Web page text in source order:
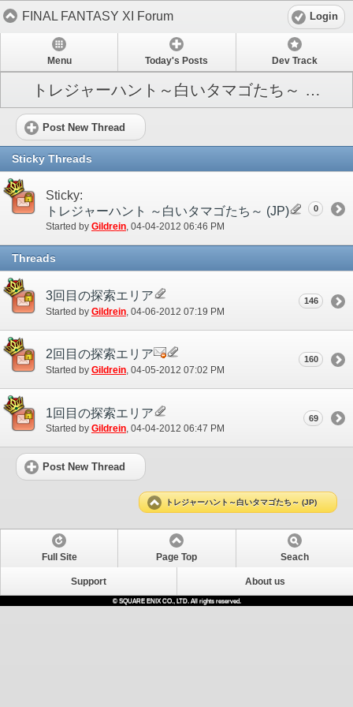
FINAL FANTASY XI Forum Login
Menu Today's Posts Dev Track
トレジャーハント～白いタマゴたち～ (JP)
Post New Thread
Sticky Threads
Sticky:
トレジャーハント ～白いタマゴたち～ (JP)
Started by Gildrein‎, 04-04-2012 06:46 PM
0
Threads
3回目の探索エリア
Started by Gildrein ‎, 04-06-2012 07:19 PM
146
2回目の探索エリア
Started by Gildrein‎, 04-05-2012 07:02 PM
160
1回目の探索エリア
Started by Gildrein‎, 04-04-2012 06:47 PM
69
Post New Thread
トレジャーハント～白いタマゴたち～ (JP)
Full Site Page Top Seach
Support About us
© SQUARE ENIX CO., LTD. All rights reserved.